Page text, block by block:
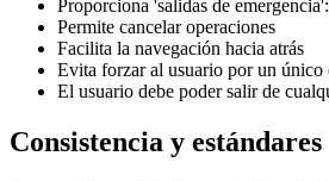
Proporciona 'salidas de
Permite cancelar operaciones
Facilita la navegación hacia atrás
Evita forzar al usuario por un único
El usuario debe poder salir de
Consistencia y estándares